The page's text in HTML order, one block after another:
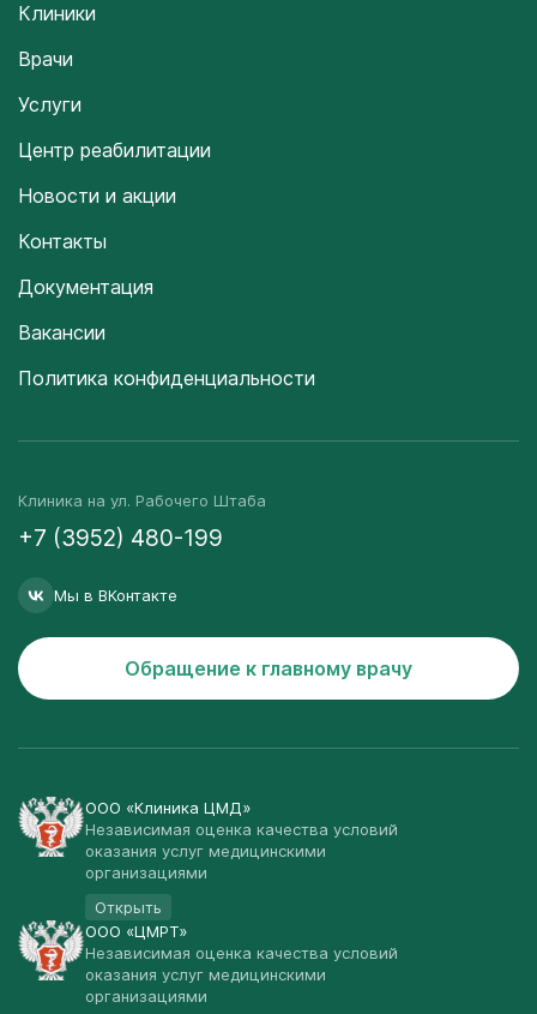
Клиники
Врачи
Услуги
Центр реабилитации
Новости и акции
Контакты
Документация
Вакансии
Политика конфиденциальности
Клиника на ул. Рабочего Штаба
+7 (3952) 480-199
Мы в ВКонтакте
Обращение к главному врачу
ООО «Клиника ЦМД»
Независимая оценка качества условий
оказания услуг медицинскими
организациями
Открыть
ООО «ЦМРТ»
Независимая оценка качества условий
оказания услуг медицинскими
организациями